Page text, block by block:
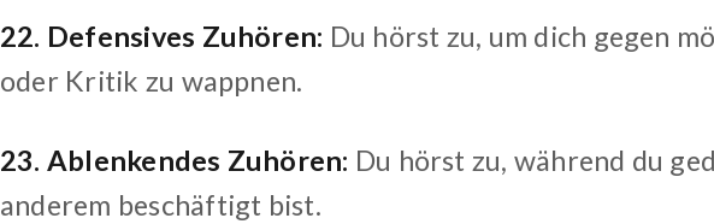
22. Defensives Zuhören: Du hörst zu, um dich gegen
oder Kritik zu wappnen.
23. Ablenkendes Zuhören: Du hörst zu, während du
anderem beschäftigt bist.